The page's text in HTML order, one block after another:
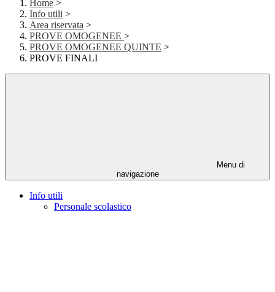
Home >
Info utili >
Area riservata >
PROVE OMOGENEE >
PROVE OMOGENEE QUINTE >
PROVE FINALI
Menu di
navigazione
Info utili
Personale scolastico